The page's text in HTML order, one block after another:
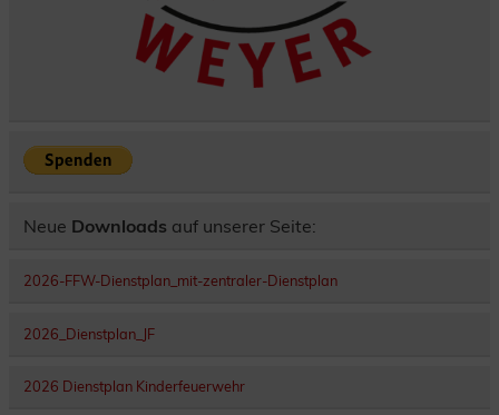
Neue Downloads auf unserer Seite:
2026-FFW-Dienstplan_mit-zentraler-Dienstplan
2026_Dienstplan_JF
2026 Dienstplan Kinderfeuerwehr